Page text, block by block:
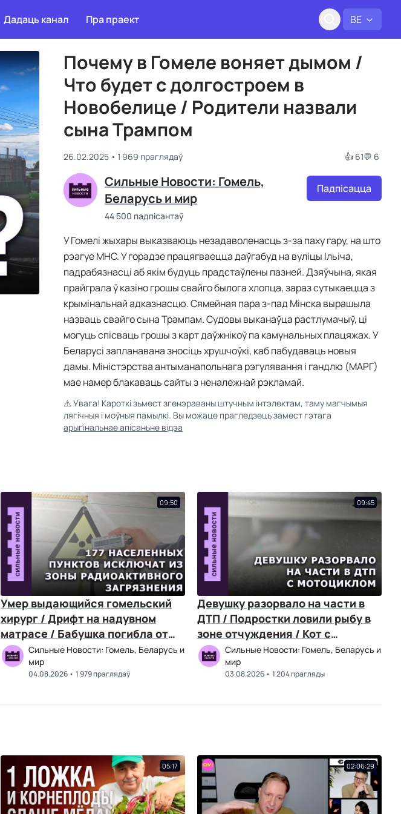
BE
Дадаць канал Пра праект
Почему в Гомеле воняет дымом /
Что будет с долгостроем в
Новобелице / Родители назвали
сына Трампом
26.02.2025 1 969 праглядаў 👍 61💬 6
Сильные Новости: Гомель,
Беларусь и мир
44 500 падпісантаў
Падпісацца
У Гомелі жыхары выказваюць незадаволенасць з-за паху гару, на што
рэагуе МНС. У горадзе працягваецца даўгабуд на вуліцы Ільіча,
падрабязнасці аб якім будуць прадстаўлены пазней. Дзяўчына, якая
прайграла ў казіно грошы свайго былога хлопца, зараз сутыкаецца з
крымінальнай адказнасцю. Сямейная пара з-пад Мінска вырашыла
назваць свайго сына Трампам. Судовы выканаўца растлумачыў, ці
могуць спісваць грошы з карт даўжнікоў па камунальных плацяжах. У
Беларусі запланавана зносіць хрушчоўкі, каб пабудаваць новыя
дамы. Міністэрства антыманапольнага рэгулявання і гандлю (МАРГ)
мае намер блакаваць сайты з неналежнай рэкламай.
⚠️Увага! Кароткі зьмест згенэраваны штучным інтэлектам, таму магчымыя
лягічныя і моўныя памылкі. Вы можаце прагледзець замест гэтага
арыгінальнае апісаньне відэа
09:50
Умер выдающийся гомельский
хирург / Дрифт на надувном
матрасе / Бабушка погибла от
одной спички
Сильные Новости: Гомель, Беларусь и
мир
04.08.2026 1 979 праглядаў
09:45
Девушку разорвало на части в
ДТП / Подростки ловили рыбу в
зоне отчуждения / Кот с
трудовой книжкой
Сильные Новости: Гомель, Беларусь и
мир
03.08.2026 1 204 прагляды
05:17 02:06:29